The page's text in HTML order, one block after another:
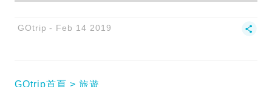
GOtrip Feb 14 2019
GOtrip首頁 旅遊